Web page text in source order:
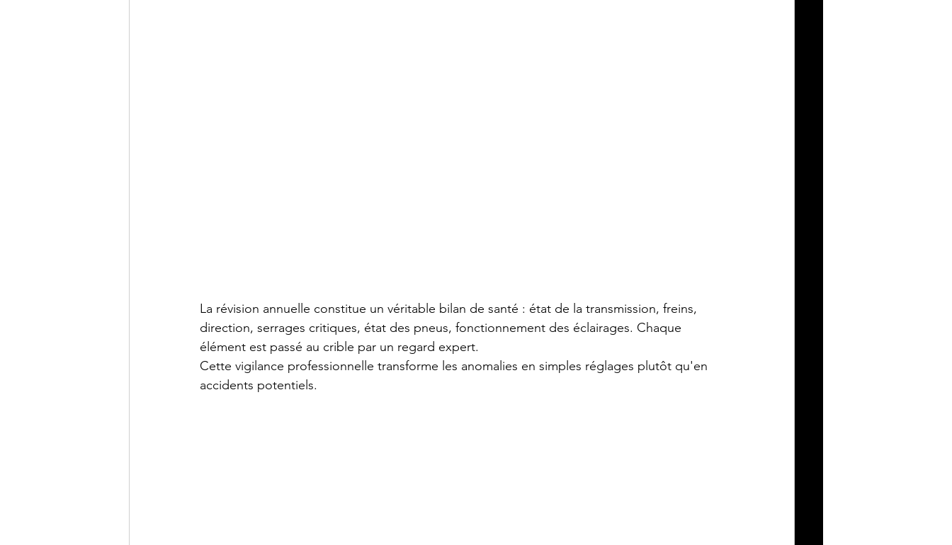
La révision annuelle constitue un véritable bilan de santé : état de la transmission, freins,
direction, serrages critiques, état des pneus, fonctionnement des éclairages. Chaque
élément est passé au crible par un regard expert.
Cette vigilance professionnelle transforme les anomalies en simples réglages plutôt qu'en
accidents potentiels.